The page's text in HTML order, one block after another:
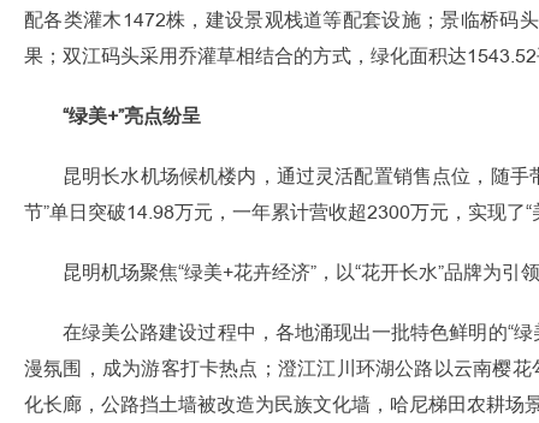
配各类灌木1472株，建设景观栈道等配套设施；景临桥码
果；双江码头采用乔灌草相结合的方式，绿化面积达
“绿美+”亮点纷呈
昆明长水机场候机楼内，通过灵活配置销售点位，随
节”单日突破14.98万元，一年累计营收超2300万元，实现
昆明机场聚焦“绿美+花卉经济”，以“花开长水”品牌为
在绿美公路建设过程中，各地涌现出一批特色鲜明的“
漫氛围，成为游客打卡热点；澄江江川环湖公路以云南樱
化长廊，公路挡土墙被改造为民族文化墙，哈尼梯田农耕